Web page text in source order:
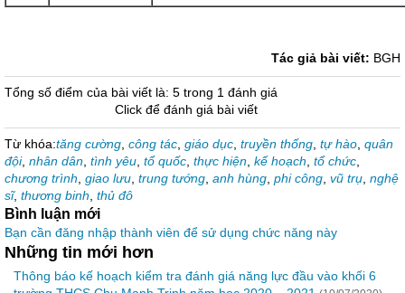
Tác giả bài viết: BGH
Tổng số điểm của bài viết là: 5 trong 1 đánh giá
Click để đánh giá bài viết
Từ khóa:tăng cường công tác giáo dục truyền thống tự hào quân
đội, nhân dân tình yêu tổ quốc thực hiện kế hoạch tổ chức
chương trình giao lưu trung tướng anh hùng phi công vũ trụ nghệ
sĩ, thương binh thủ đô
Bình luận mới
Bạn cần đăng nhập thành viên để sử dụng chức năng này
Những tin mới hơn
Thông báo kế hoạch kiểm tra đánh giá năng lực đầu vào khối 6